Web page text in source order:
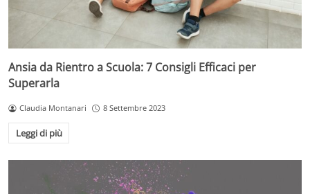
Ansia da Rientro a Scuola: 7 Consigli Efficaci per
Superarla
Claudia Montanari 8 Settembre 2023
Leggi di più